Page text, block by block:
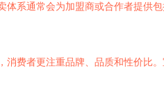
体系通常会为加盟商或合作者提供
消费者更注重品牌、品质和性价比